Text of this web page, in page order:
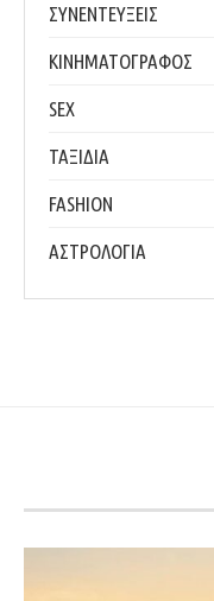
ΣΥΝΕΝΤΕΥΞΕΙΣ
ΚΙΝΗΜΑΤΟΓΡΑΦΟΣ
SEX
ΤΑΞΙΔΙΑ
FASHION
ΑΣΤΡΟΛΟΓΙΑ